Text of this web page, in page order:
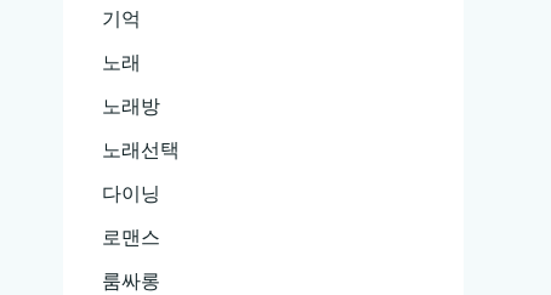
기억
노래
노래방
노래선택
다이닝
로맨스
룸싸롱